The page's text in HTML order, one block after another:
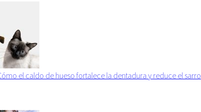
el caldo de hueso fortalece la dentadura y reduce el sarro